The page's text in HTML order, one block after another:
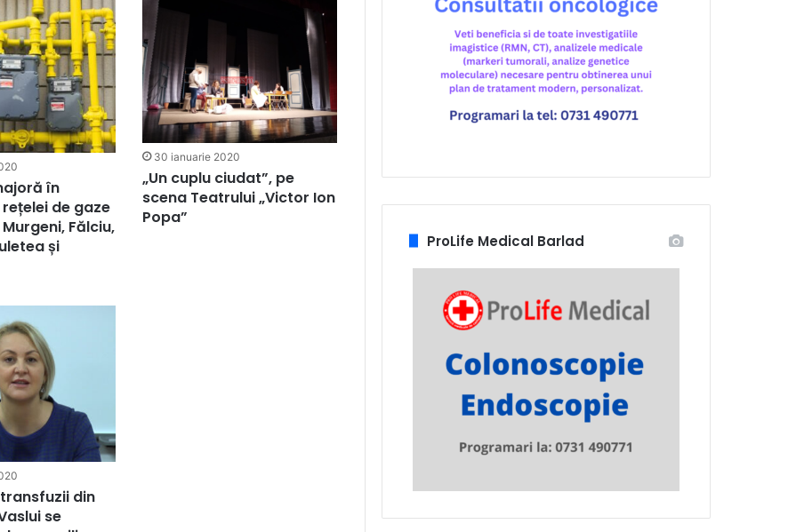
în
de gaze
Fălciu,
și
30 ianuarie 2020
„Un cuplu ciudat”, pe
scena Teatrului „Victor Ion
Popa”
din
se
ProLife Medical Barlad